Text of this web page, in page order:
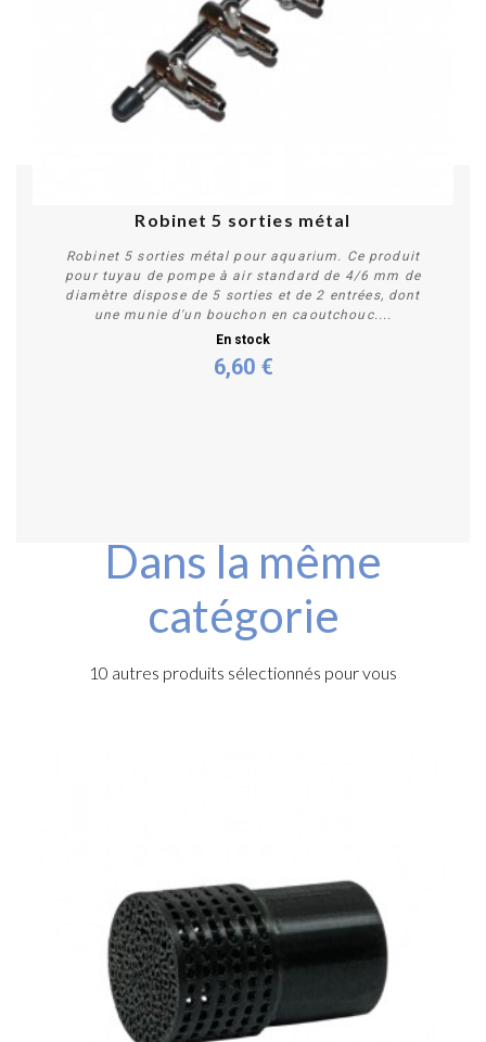
Robinet 5 sorties métal
Robinet 5 sorties métal pour aquarium. Ce produit
pour tuyau de pompe à air standard de 4/6 mm de
diamètre dispose de 5 sorties et de 2 entrées, dont
une munie d'un bouchon en caoutchouc....
En stock
6,60 €
Dans la même
catégorie
10 autres produits sélectionnés pour vous